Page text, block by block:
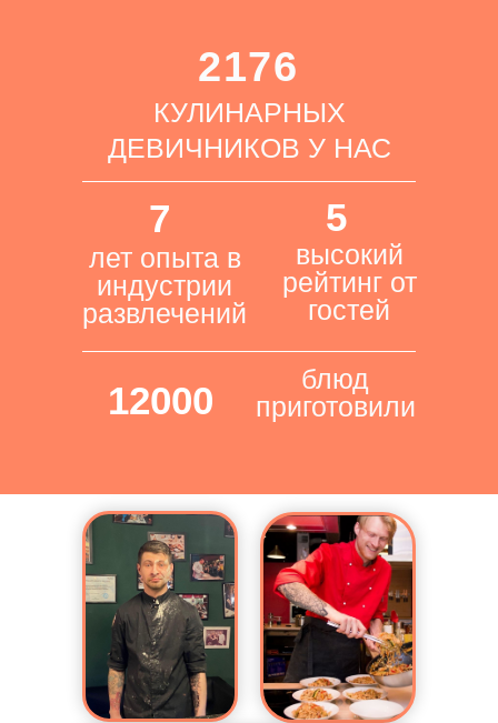
2176
5
12000
7
КУЛИНАРНЫХ
ДЕВИЧНИКОВ У НАС
высокий
рейтинг от
гостей
лет опыта в
индустрии
развлечений
блюд
приготовили